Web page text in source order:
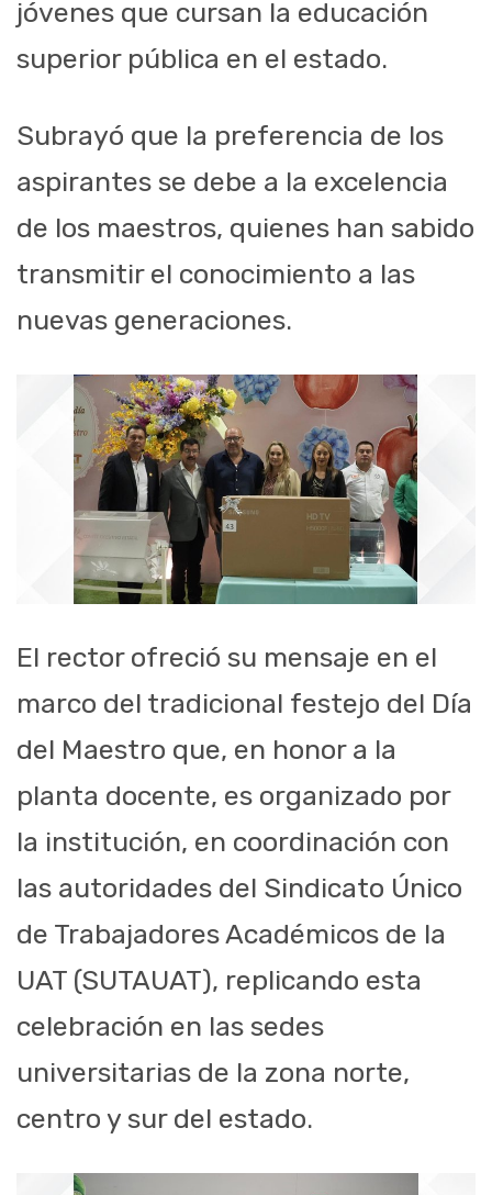
jóvenes que cursan la educación
superior pública en el estado.
Subrayó que la preferencia de los
aspirantes se debe a la excelencia
de los maestros, quienes han sabido
transmitir el conocimiento a las
nuevas generaciones.
El rector ofreció su mensaje en el
marco del tradicional festejo del Día
del Maestro que, en honor a la
planta docente, es organizado por
la institución, en coordinación con
las autoridades del Sindicato Único
de Trabajadores Académicos de la
UAT (SUTAUAT), replicando esta
celebración en las sedes
universitarias de la zona norte,
centro y sur del estado.